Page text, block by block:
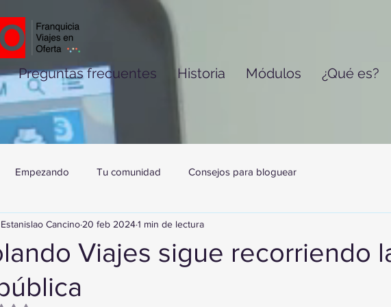
Preguntas frecuentes Historia Módulos ¿Qué es?
Empezando Tu comunidad Consejos para bloguear
Viajes sigue recorriendo
Estanislao Cancino 20 feb 20241 min de lectura